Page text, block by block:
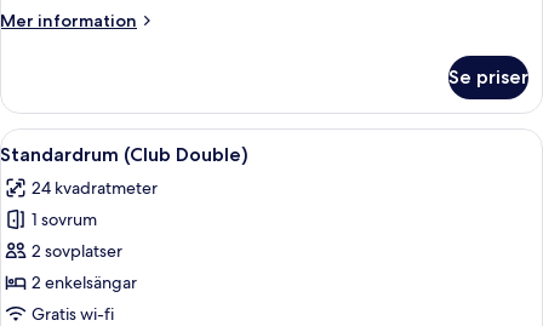
Mer information
Mer
Se priser
Öppna
alla
foton
för
Standardrum
(Club
Double)
Ett modernt badrum med en stor
6
Standardrum (Club Double)
24 kvadratmeter
1 sovrum
2 sovplatser
2 enkelsängar
Gratis wi-fi